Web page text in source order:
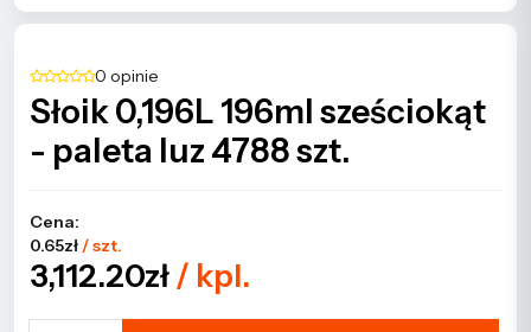
0 opinie
Słoik 0,196L 196ml sześciokąt
- paleta luz 4788 szt.
Cena:
0.65zł / szt.
3,112.20zł/ kpl.